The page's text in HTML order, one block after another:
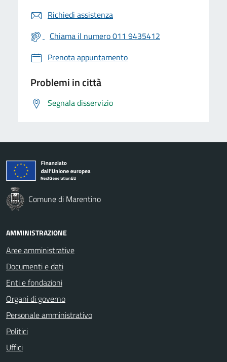
Richiedi assistenza
Chiama il numero 011 9435412
Prenota appuntamento
Problemi in città
Segnala disservizio
Comune di Marentino
AMMINISTRAZIONE
Aree amministrative
Documenti e dati
Enti e fondazioni
Organi di governo
Personale amministrativo
Politici
Uffici